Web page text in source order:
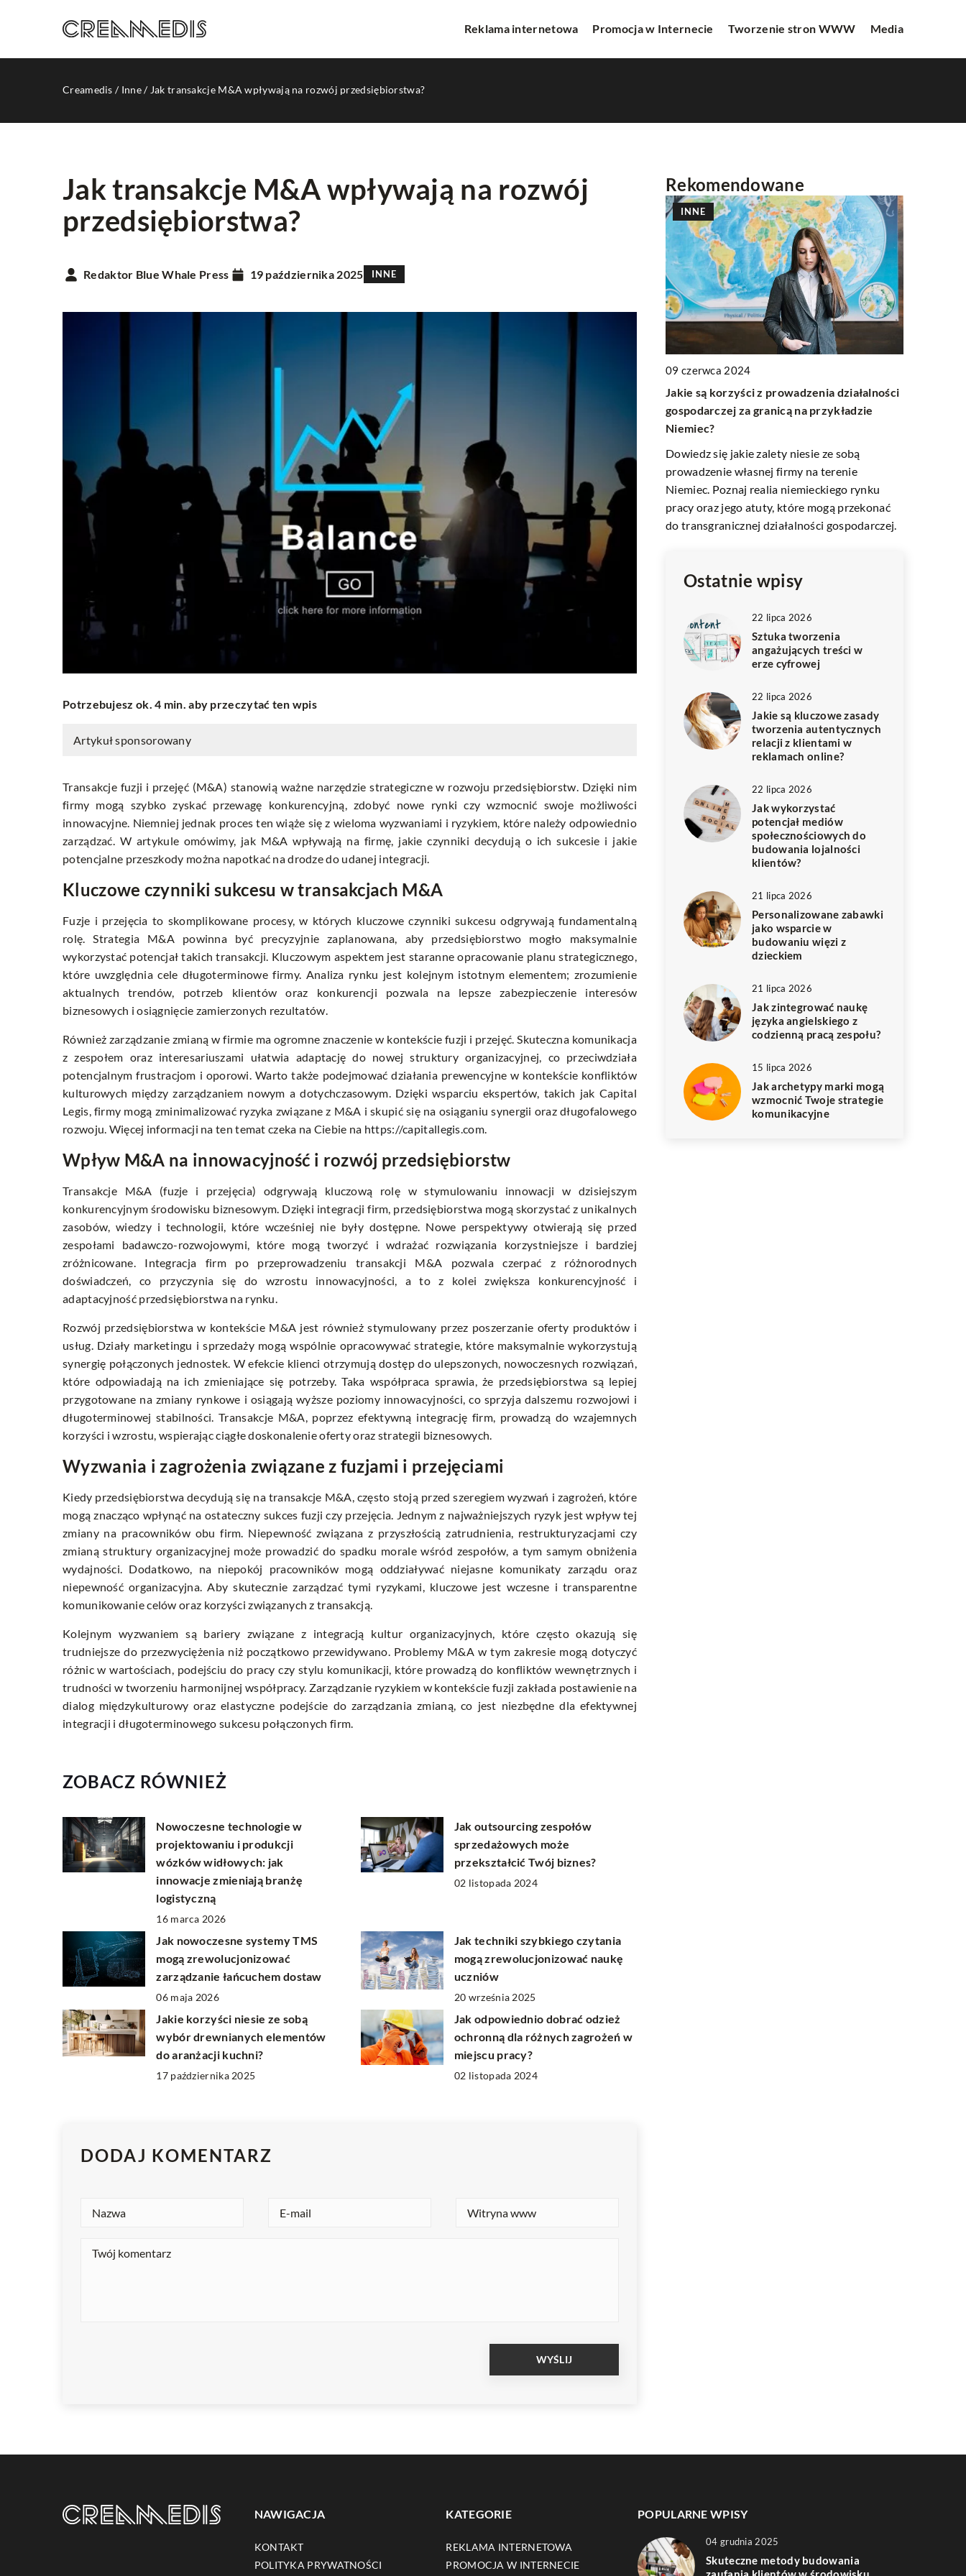
Reklama internetowa Promocja w Internecie Tworzenie stron WWW Media
Creamedis / Inne/ Jak transakcje M&A wpływają na rozwój przedsiębiorstwa?
Jak transakcje M&A wpływają na rozwój
przedsiębiorstwa?
Redaktor Blue Whale Press 19 października 2025 INNE
Potrzebujesz ok. 4 min. aby przeczytać ten wpis
Artykuł sponsorowany
Transakcje fuzji i przejęć (M&A) stanowią ważne narzędzie strategiczne w rozwoju przedsiębiorstw. Dzięki nim
firmy mogą szybko zyskać przewagę konkurencyjną, zdobyć nowe rynki czy wzmocnić swoje możliwości
innowacyjne. Niemniej jednak proces ten wiąże się z wieloma wyzwaniami i ryzykiem, które należy odpowiednio
zarządzać. W artykule omówimy, jak M&A wpływają na firmę, jakie czynniki decydują o ich sukcesie i jakie
potencjalne przeszkody można napotkać na drodze do udanej integracji.
Kluczowe czynniki sukcesu w transakcjach M&A
Fuzje i przejęcia to skomplikowane procesy, w których kluczowe czynniki sukcesu odgrywają fundamentalną
rolę. Strategia M&A powinna być precyzyjnie zaplanowana, aby przedsiębiorstwo mogło maksymalnie
wykorzystać potencjał takich transakcji. Kluczowym aspektem jest staranne opracowanie planu strategicznego,
które uwzględnia cele długoterminowe firmy. Analiza rynku jest kolejnym istotnym elementem; zrozumienie
aktualnych trendów, potrzeb klientów oraz konkurencji pozwala na lepsze zabezpieczenie interesów
biznesowych i osiągnięcie zamierzonych rezultatów.
Również zarządzanie zmianą w firmie ma ogromne znaczenie w kontekście fuzji i przejęć. Skuteczna komunikacja
z zespołem oraz interesariuszami ułatwia adaptację do nowej struktury organizacyjnej, co przeciwdziała
potencjalnym frustracjom i oporowi. Warto także podejmować działania prewencyjne w kontekście konfliktów
kulturowych między zarządzaniem nowym a dotychczasowym. Dzięki wsparciu ekspertów, takich jak Capital
Legis, firmy mogą zminimalizować ryzyka związane z M&A i skupić się na osiąganiu synergii oraz długofalowego
rozwoju. Więcej informacji na ten temat czeka na Ciebie na https://capitallegis.com.
Wpływ M&A na innowacyjność i rozwój przedsiębiorstw
Transakcje M&A (fuzje i przejęcia) odgrywają kluczową rolę w stymulowaniu innowacji w dzisiejszym
konkurencyjnym środowisku biznesowym. Dzięki integracji firm, przedsiębiorstwa mogą skorzystać z unikalnych
zasobów, wiedzy i technologii, które wcześniej nie były dostępne. Nowe perspektywy otwierają się przed
zespołami badawczo-rozwojowymi, które mogą tworzyć i wdrażać rozwiązania korzystniejsze i bardziej
zróżnicowane. Integracja firm po przeprowadzeniu transakcji M&A pozwala czerpać z różnorodnych
doświadczeń, co przyczynia się do wzrostu innowacyjności, a to z kolei zwiększa konkurencyjność i
adaptacyjność przedsiębiorstwa na rynku.
Rozwój przedsiębiorstwa w kontekście M&A jest również stymulowany przez poszerzanie oferty produktów i
usług. Działy marketingu i sprzedaży mogą wspólnie opracowywać strategie, które maksymalnie wykorzystują
synergię połączonych jednostek. W efekcie klienci otrzymują dostęp do ulepszonych, nowoczesnych rozwiązań,
które odpowiadają na ich zmieniające się potrzeby. Taka współpraca sprawia, że przedsiębiorstwa są lepiej
przygotowane na zmiany rynkowe i osiągają wyższe poziomy innowacyjności, co sprzyja dalszemu rozwojowi i
długoterminowej stabilności. Transakcje M&A, poprzez efektywną integrację firm, prowadzą do wzajemnych
korzyści i wzrostu, wspierając ciągłe doskonalenie oferty oraz strategii biznesowych.
Wyzwania i zagrożenia związane z fuzjami i przejęciami
Kiedy przedsiębiorstwa decydują się na transakcje M&A, często stoją przed szeregiem wyzwań i zagrożeń, które
mogą znacząco wpłynąć na ostateczny sukces fuzji czy przejęcia. Jednym z najważniejszych ryzyk jest wpływ tej
zmiany na pracowników obu firm. Niepewność związana z przyszłością zatrudnienia, restrukturyzacjami czy
zmianą struktury organizacyjnej może prowadzić do spadku morale wśród zespołów, a tym samym obniżenia
wydajności. Dodatkowo, na niepokój pracowników mogą oddziaływać niejasne komunikaty zarządu oraz
niepewność organizacyjna. Aby skutecznie zarządzać tymi ryzykami, kluczowe jest wczesne i transparentne
komunikowanie celów oraz korzyści związanych z transakcją.
Kolejnym wyzwaniem są bariery związane z integracją kultur organizacyjnych, które często okazują się
trudniejsze do przezwyciężenia niż początkowo przewidywano. Problemy M&A w tym zakresie mogą dotyczyć
różnic w wartościach, podejściu do pracy czy stylu komunikacji, które prowadzą do konfliktów wewnętrznych i
trudności w tworzeniu harmonijnej współpracy. Zarządzanie ryzykiem w kontekście fuzji zakłada postawienie na
dialog międzykulturowy oraz elastyczne podejście do zarządzania zmianą, co jest niezbędne dla efektywnej
integracji i długoterminowego sukcesu połączonych firm.
ZOBACZ RÓWNIEŻ
Nowoczesne technologie w
projektowaniu i produkcji
wózków widłowych: jak
innowacje zmieniają branżę
logistyczną
16 marca 2026
Jak outsourcing zespołów
sprzedażowych może
przekształcić Twój biznes?
02 listopada 2024
Jak nowoczesne systemy TMS
mogą zrewolucjonizować
zarządzanie łańcuchem dostaw
06 maja 2026
Jak techniki szybkiego czytania
mogą zrewolucjonizować naukę
uczniów
20 września 2025
Jakie korzyści niesie ze sobą
wybór drewnianych elementów
do aranżacji kuchni?
17 października 2025
Jak odpowiednio dobrać odzież
ochronną dla różnych zagrożeń w
miejscu pracy?
02 listopada 2024
DODAJ KOMENTARZ
Rekomendowane
Personalizowane zabawki jako wsparcie w
Odkryj, jak personalizowane zabawki mogą
wspierać rozwój emocjonalny dziecka i
budować trwałe więzi z rodziną. Sprawdź, jakie
korzyści niesie za sobą ten rodzaj zabawek.
Odkryj strategie budowania lojalności
klientów poprzez skuteczne wykorzystanie
mediów społecznościowych. Zwiększ
zaangażowanie i zaufanie użytkowników,
tworząc trwałe relacje i wspierając wizerunek
marki.
INNE
09 czerwca 2024
Jakie są korzyści z prowadzenia działalności
gospodarczej za granicą na przykładzie
Niemiec?
Dowiedz się jakie zalety niesie ze sobą
prowadzenie własnej firmy na terenie
Niemiec. Poznaj realia niemieckiego rynku
pracy oraz jego atuty, które mogą przekonać
do transgranicznej działalności gospodarczej.
Ostatnie wpisy
22 lipca 2026
Sztuka tworzenia
angażujących treści w
erze cyfrowej
22 lipca 2026
Jakie są kluczowe zasady
tworzenia autentycznych
relacji z klientami w
reklamach online?
22 lipca 2026
Jak wykorzystać
potencjał mediów
społecznościowych do
budowania lojalności
klientów?
21 lipca 2026
Personalizowane zabawki
jako wsparcie w
budowaniu więzi z
dzieckiem
21 lipca 2026
Jak zintegrować naukę
języka angielskiego z
codzienną pracą zespołu?
15 lipca 2026
Jak archetypy marki mogą
wzmocnić Twoje strategie
komunikacyjne
NAWIGACJA
KONTAKT
POLITYKA PRYWATNOŚCI
KATEGORIE
REKLAMA INTERNETOWA
PROMOCJA W INTERNECIE
POPULARNE WPISY
04 grudnia 2025
Skuteczne metody budowania